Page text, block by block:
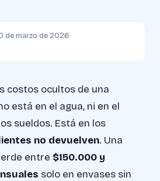
de marzo de 2026·
costos ocultos de una
está en el agua, ni en el
sueldos. Está en los
no devuelven. Una
entre $150.000 y
solo en envases sin